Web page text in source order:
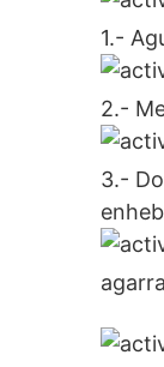
1.-
2.-
3.-